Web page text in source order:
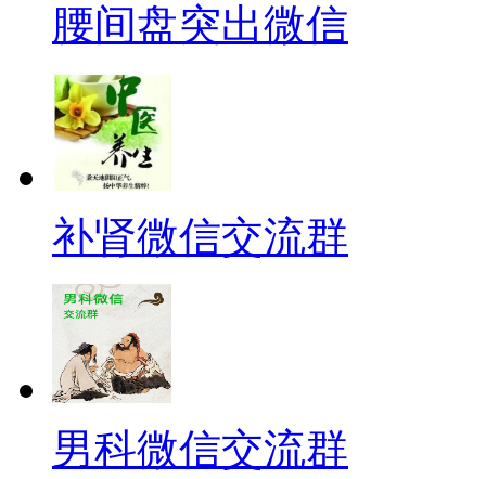
腰间盘突出微信
补肾微信交流群
男科微信交流群